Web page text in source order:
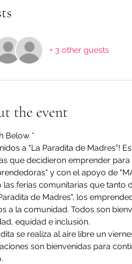
+ 3 other guests
the event
Below *
a "La Paradita de Madres"!
que decidieron emprender
y con el apoyo de
las ferias comunitarias que tanto
de Madres", los
a la comunidad. Todos son
equidad e inclusión.
se realiza al aire libre un
son bienvenidas para